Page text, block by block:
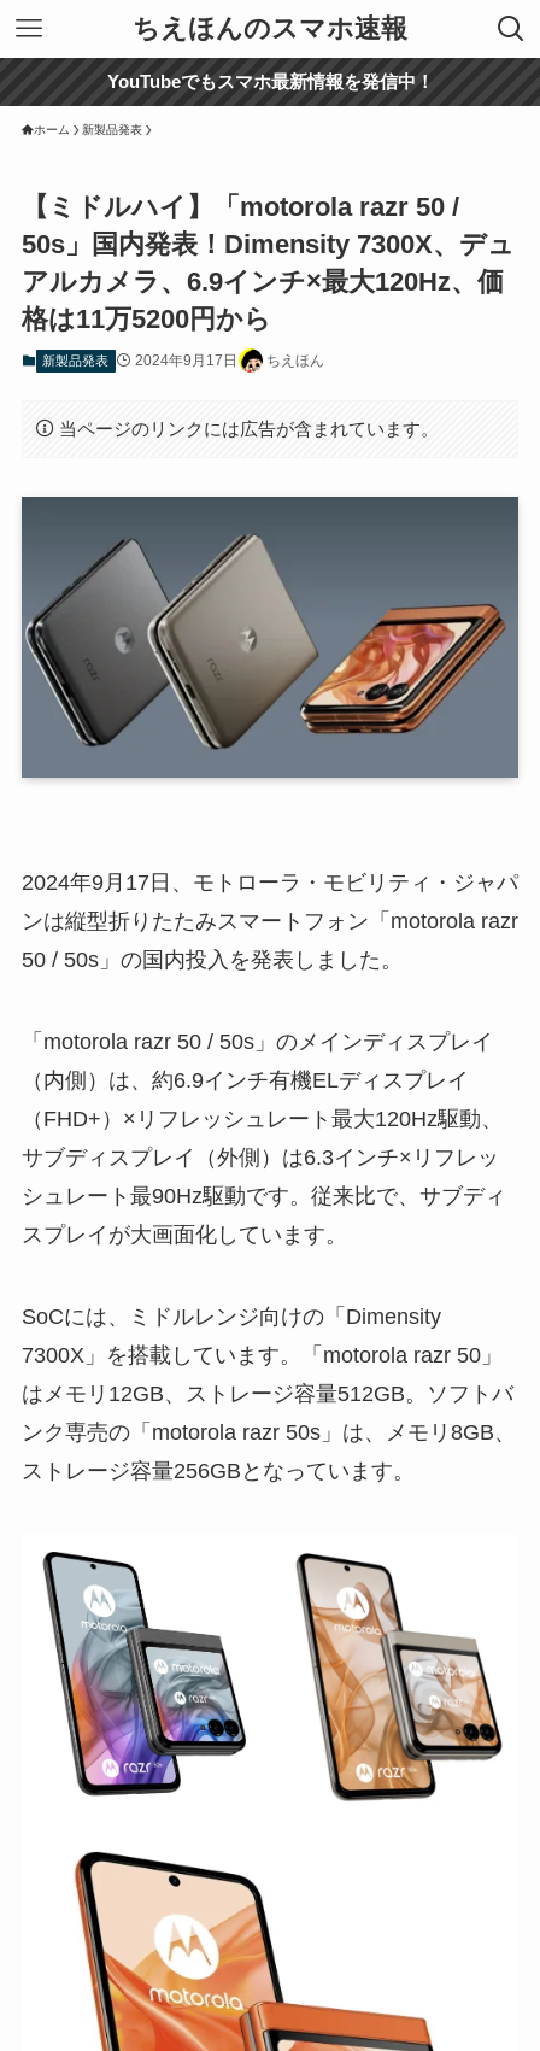
ちえほんのスマホ速報
YouTubeでもスマホ最新情報を発信中！
ホーム 新製品発表
【ミドルハイ】「motorola razr 50 /
50s」国内発表！Dimensity 7300X、デュ
アルカメラ、6.9インチ×最大120Hz、価
格は11万5200円から
新製品発表 2024年9月17日 ちえほん
当ページのリンクには広告が含まれています。
2024年9月17日、モトローラ・モビリティ・ジャパ
ンは縦型折りたたみスマートフォン「motorola razr
50 / 50s」の国内投入を発表しました。
「motorola razr 50 / 50s」のメインディスプレイ
（内側）は、約6.9インチ有機ELディスプレイ
（FHD+）×リフレッシュレート最大120Hz駆動、
サブディスプレイ（外側）は6.3インチ×リフレッ
シュレート最90Hz駆動です。従来比で、サブディ
スプレイが大画面化しています。
SoCには、ミドルレンジ向けの「Dimensity
7300X」を搭載しています。「motorola razr 50」
はメモリ12GB、ストレージ容量512GB。ソフトバ
ンク専売の「motorola razr 50s」は、メモリ8GB、
ストレージ容量256GBとなっています。